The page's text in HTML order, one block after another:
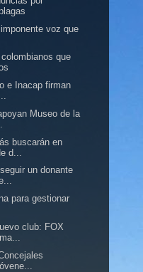
voz que
que
e Inacap firman
Museo de la
buscarán en
d...
un donante
para gestionar
club: FOX